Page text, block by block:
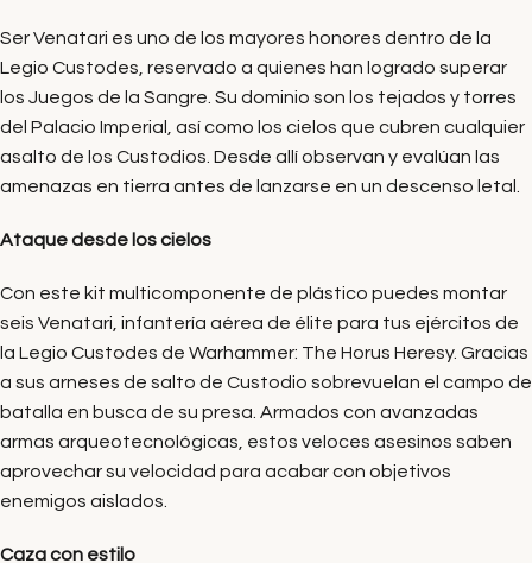
Ser Venatari es uno de los mayores honores dentro de la
Legio Custodes, reservado a quienes han logrado superar
los Juegos de la Sangre. Su dominio son los tejados y torres
del Palacio Imperial, así como los cielos que cubren cualquier
asalto de los Custodios. Desde allí observan y evalúan las
amenazas en tierra antes de lanzarse en un descenso letal.
Ataque desde los cielos
Con este kit multicomponente de plástico puedes montar
seis Venatari, infantería aérea de élite para tus ejércitos de
la Legio Custodes de Warhammer: The Horus Heresy. Gracias
a sus arneses de salto de Custodio sobrevuelan el campo de
batalla en busca de su presa. Armados con avanzadas
armas arqueotecnológicas, estos veloces asesinos saben
aprovechar su velocidad para acabar con objetivos
enemigos aislados.
Caza con estilo